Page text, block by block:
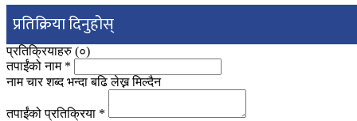
प्रतिक्रिया दिनुहोस्
प्रतिक्रियाहरु (०)
तपाईंको नाम *
नाम चार शब्द भन्दा बढि लेख्न मिल्दैन
तपाईंको प्रतिक्रिया *